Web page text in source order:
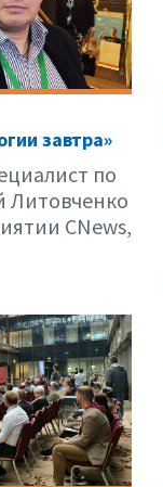
завтра»
по
Литовченко
CNews,